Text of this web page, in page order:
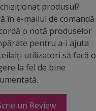
produsul?
în e-mailul de comandă
o notă produselor
pentru a-i ajuta
utilizatori să facă o
la fel de bine
un Review